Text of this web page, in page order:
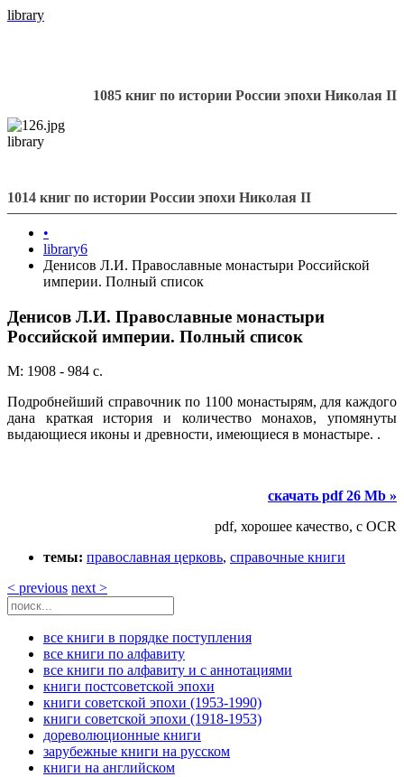
library
1085 книг по истории России эпохи Николая II
library
1014 книг по истории России эпохи Николая II
•
library6
Денисов Л.И. Православные монастыри Российской
империи. Полный список
Денисов Л.И. Православные монастыри
Российской империи. Полный список
М: 1908 - 984 с.
Подробнейший справочник по 1100 монастырям, для каждого
дана краткая история и количество монахов, упомянуты
выдающиеся иконы и древности, имеющиеся в монастыре. .
скачать pdf 26 Mb »
pdf, хорошее качество, с OCR
темы: православная церковь, справочные книги
< previous next >
все книги в порядке поступления
все книги по алфавиту
все книги по алфавиту и с аннотациями
книги постсоветской эпохи
книги советской эпохи (1953-1990)
книги советской эпохи (1918-1953)
дореволюционные книги
зарубежные книги на русском
книги на английском